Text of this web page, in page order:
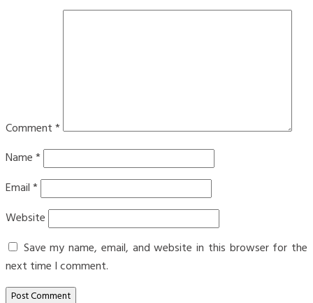
Comment*
Name*
Email*
Website
Save my name, email, and website in this browser for the
next time I comment.